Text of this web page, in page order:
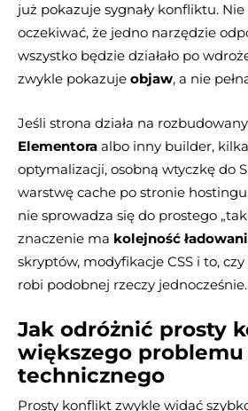
już pokazuje sygnały konfliktu.
oczekiwać, że jedno narzędzie
wszystko będzie działało po
zwykle pokazuje objaw, a nie
Jeśli strona działa na
Elementora albo inny builder,
optymalizacji, osobną wtyczkę do
warstwę cache po stronie
nie sprowadza się do prostego
znaczenie ma kolejność
skryptów, modyfikacje CSS i to,
robi podobnej rzeczy jednocześnie.
Jak odróżnić prosty
większego problemu
technicznego
Prosty konflikt zwykle widać